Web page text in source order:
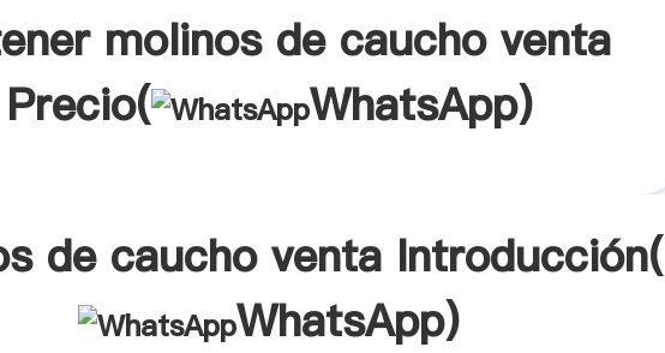
molinos de caucho venta
Precio(
WhatsApp)
de caucho venta Introducción(
WhatsApp)